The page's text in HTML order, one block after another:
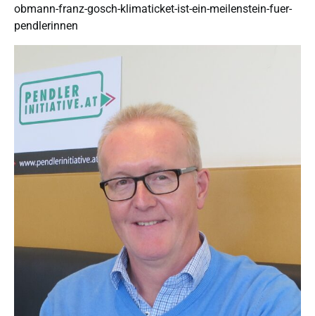
obmann-franz-gosch-klimaticket-ist-ein-meilenstein-fuer-
pendlerinnen